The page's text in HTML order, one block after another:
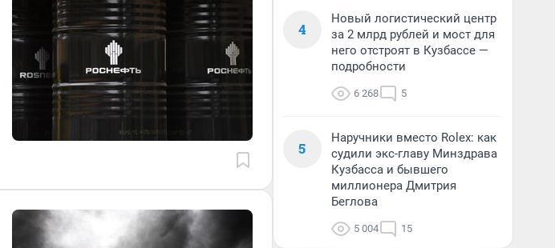
4
Новый логистический центр
за 2 млрд рублей и мост для
него отстроят в Кузбассе —
подробности
6 268 5
5
Наручники вместо Rolex: как
судили экс-главу Минздрава
Кузбасса и бывшего
миллионера Дмитрия
Беглова
5 004 15